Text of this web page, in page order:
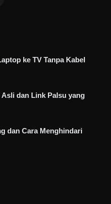
ke TV Tanpa Kabel
dan Link Palsu yang
dan Cara Menghindari